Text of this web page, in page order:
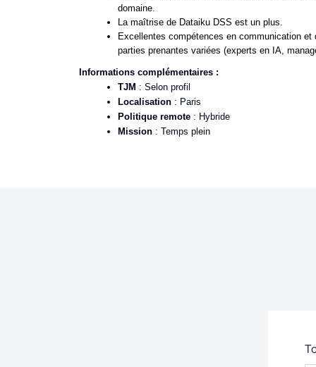
domaine.
La maîtrise de Dataiku DSS est un plus.
Excellentes compétences en communication
parties prenantes variées (experts en IA,
Informations complémentaires :
TJM : Selon profil
Localisation : Paris
Politique remote : Hybride
Mission : Temps plein